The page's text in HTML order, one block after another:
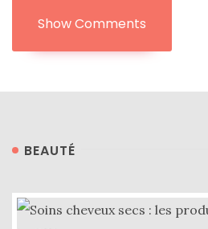
Show Comments
BEAUTÉ